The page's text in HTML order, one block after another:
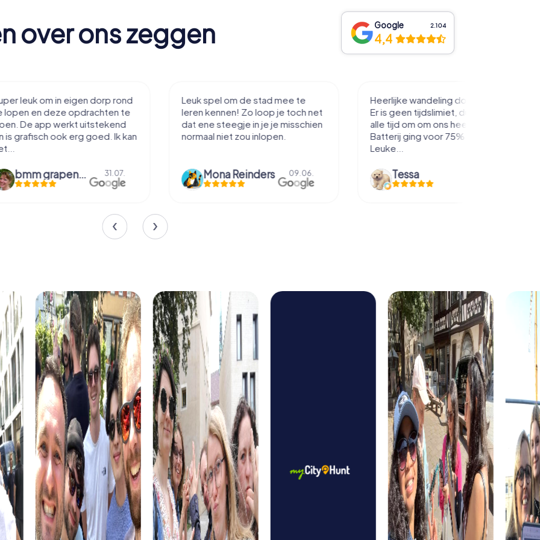
over ons zeggen Google 2.104
4,4
Leuk spel om de stad mee te
leren kennen! Zo loop je toch net
dat ene steegje in je je misschien
normaal niet zou inlopen.
Mona Reinders
Heerlijke wandeling door de stad.
Er is geen tijdslimiet, dus hadden
alle tijd om om ons heen te kijken.
Batterij ging voor 75% leeg.
Tessa
(Original)Leuke manier om in
beweging te zijn, op spelende
wijze de omgeving verkennen en
op tactvolle wijze van
samenwerken.